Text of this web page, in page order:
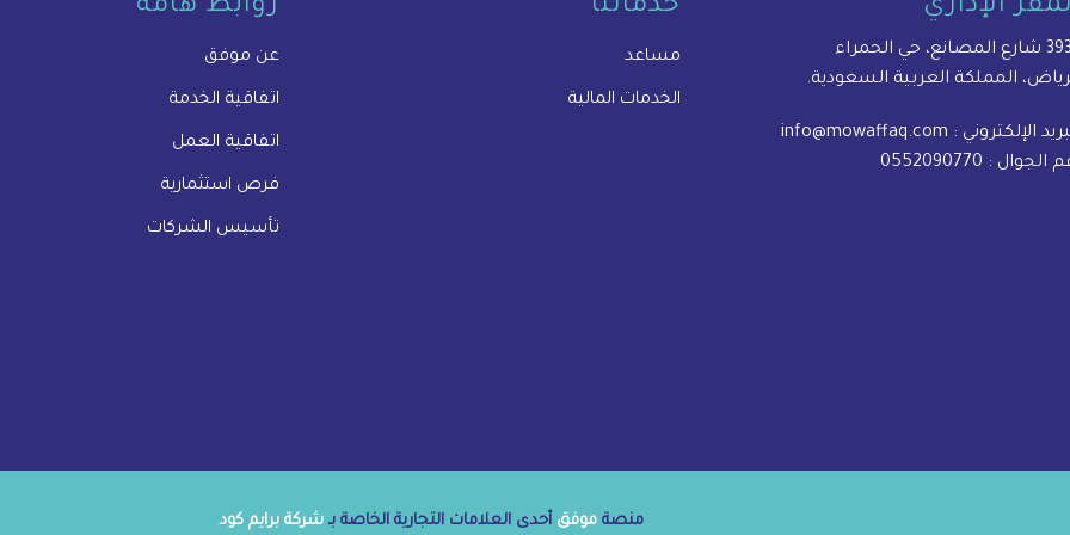
روابط هامة
عن موفق
اتفاقية الخدمة
اتفاقية العمل
فرص استثمارية
تأسيس الشركات
خدماتنا
مساعد
الخدمات المالية
الإداري
حي الحمراء
المملكة العربية السعودية.
الإلكتروني : info@mowaffaq.com
الجوال : 0552090770
منصة موفق أحدى العلامات التجارية الخاصة بـ شركة برايم كود